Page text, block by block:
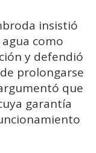
insistió
como
y defendió
prolongarse
que
garantía